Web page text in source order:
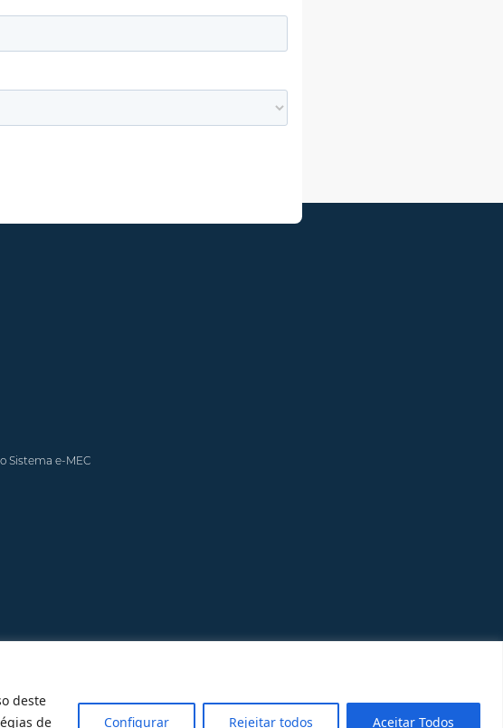
deste
de
Configurar Rejeitar todos Aceitar Todos
Sistema e-MEC